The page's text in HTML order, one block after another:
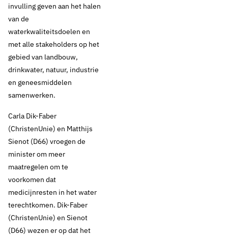
invulling geven aan het halen
van de
waterkwaliteitsdoelen en
met alle stakeholders op het
gebied van landbouw,
drinkwater, natuur, industrie
en geneesmiddelen
samenwerken.
Carla Dik-Faber
(ChristenUnie) en Matthijs
Sienot (D66) vroegen de
minister om meer
maatregelen om te
voorkomen dat
medicijnresten in het water
terechtkomen. Dik-Faber
(ChristenUnie) en Sienot
(D66) wezen er op dat het